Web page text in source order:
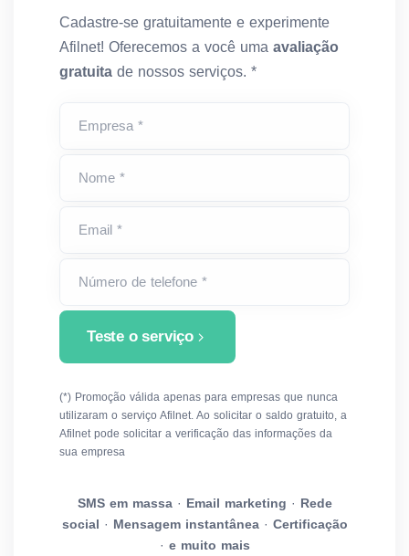
Cadastre-se gratuitamente e experimente
Afilnet! Oferecemos a você uma avaliação
gratuita de nossos serviços. *
Empresa *
Nome *
Email *
Número de telefone *
Teste o serviço
(*) Promoção válida apenas para empresas que nunca
utilizaram o serviço Afilnet. Ao solicitar o saldo gratuito, a
Afilnet pode solicitar a verificação das informações da
sua empresa
SMS em massa· Email marketing · Rede
social · Mensagem instantânea· Certificação
· e muito mais